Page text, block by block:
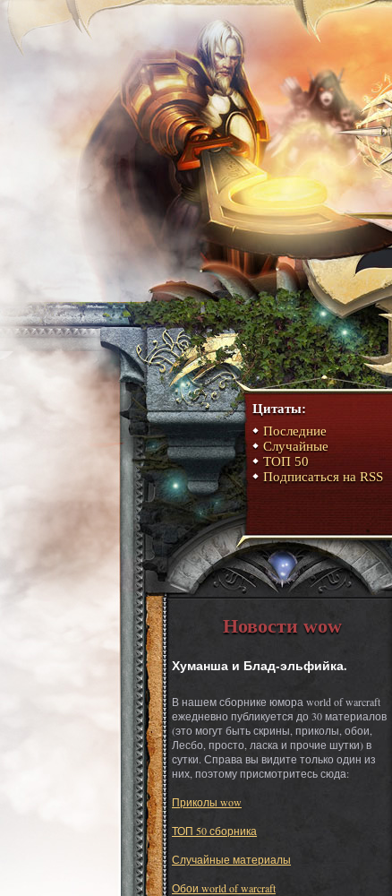
Цитаты:
Последние
Случайные
ТОП 50
Подписаться на RSS
Новости wow
Хуманша и Блад-эльфийка.
В нашем сборнике юмора world of warcraft
ежедневно публикуется до 30 материалов
(это могут быть скрины, приколы, обои,
Лесбо, просто, ласка и прочие шутки) в
сутки. Справа вы видите только один из
них, поэтому присмотритесь сюда:
Приколы wow
ТОП 50 сборника
Случайные материалы
Обои world of warcraft